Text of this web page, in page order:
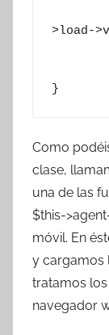
>load-
Como
clase,
una de las
$this-
móvil. En
y cargamos
tratamos
navegador